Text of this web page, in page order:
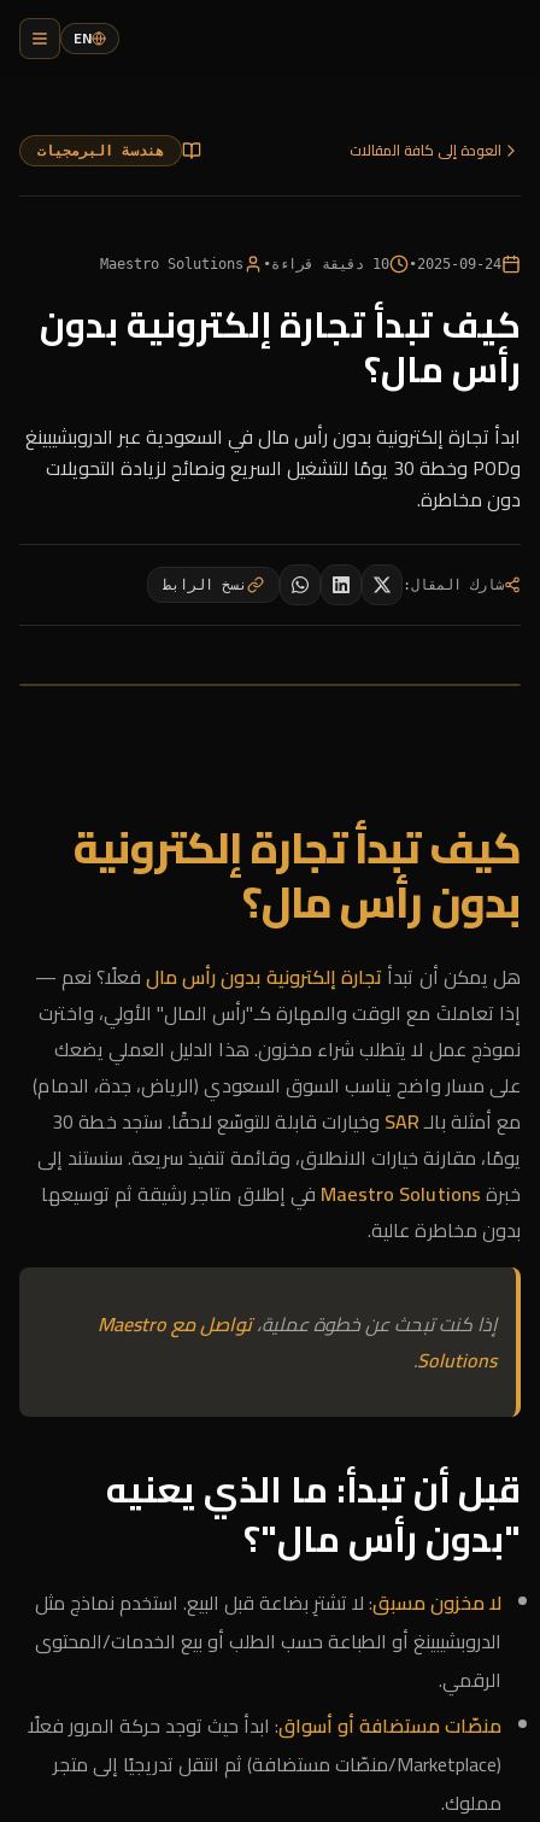
EN
العودة إلى كافة المقالات هندسة البرمجيات
2025-09-24
•
10 دقيقة قراءة•
Maestro Solutions
كيف تبدأ تجارة إلكترونية بدون
رأس مال؟
ابدأ تجارة إلكترونية بدون رأس مال في السعودية عبر الدروبشيبينغ
وPOD وخطة 30 يومًا للتشغيل السريع ونصائح لزيادة التحويلات
دون مخاطرة.
شارك المقال: نسخ الرابط
كيف تبدأ تجارة إلكترونية
بدون رأس مال؟
هل يمكن أن تبدأتجارة إلكترونية بدون رأس مالفعلًا؟ نعم —
إذا تعاملتَ مع الوقت والمهارة كـ"رأس المال" الأولي، واخترت
نموذج عمل لا يتطلب شراء مخزون. هذا الدليل العملي يضعك
على مسار واضح يناسب السوق السعودي (الرياض، جدة، الدمام)
مع أمثلة بالـSAR
وخيارات قابلة للتوسّع لاحقًا. ستجد خطة 30
يومًا، مقارنة خيارات الانطلاق، وقائمة تنفيذ سريعة. سنستند إلى
خبرةMaestro Solutions في إطلاق متاجر رشيقة ثم توسيعها
بدون مخاطرة عالية.
إذا كنت تبحث عن خطوة عملية،
تواصل مع Maestro
Solutions
.
قبل أن تبدأ: ما الذي يعنيه
"بدون رأس مال"؟
لا مخزون مسبق: لا تشترِ بضاعة قبل البيع. استخدم نماذج مثل
الدروبشيبينغ أو الطباعة حسب الطلب أو بيع الخدمات/المحتوى
الرقمي.
منصّات مستضافة أو أسواق: ابدأ حيث توجد حركة المرور فعلًا
(Marketplace/منصّات مستضافة) ثم انتقل تدريجيًا إلى متجر
مملوك.